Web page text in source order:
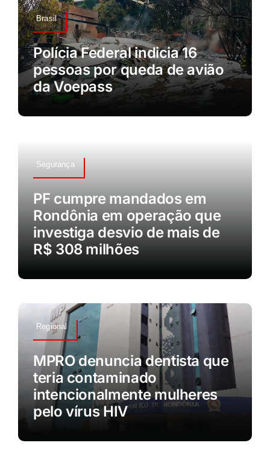
Brasil
Polícia Federal indicia 16
pessoas por queda de avião
da Voepass
Segurança
PF cumpre mandados em
Rondônia em operação que
investiga desvio de mais de
R$ 308 milhões
Regional
MPRO denuncia dentista que
teria contaminado
intencionalmente mulheres
pelo vírus HIV